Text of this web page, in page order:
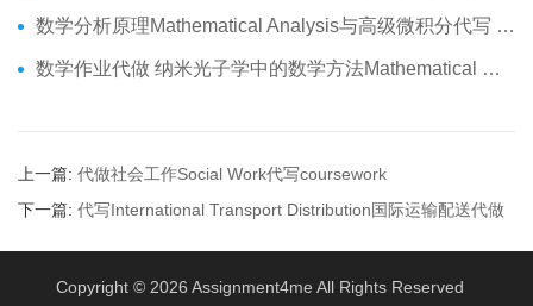
数学分析原理Mathematical Analysis与高级微积分代写 Assignment代做
数学作业代做 纳米光子学中的数学方法Mathematical Methods代写
上一篇: 代做社会工作Social Work代写coursework
下一篇: 代写International Transport Distribution国际运输配送代做
Copyright © 2026 Assignment4me All Rights Reserved